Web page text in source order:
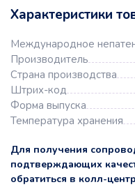
Характеристики
Международное
Производитель
Страна производства
Штрих-код
Форма выпуска
Температура хранения
Для получения
подтверждающих
обратиться в колл-центр